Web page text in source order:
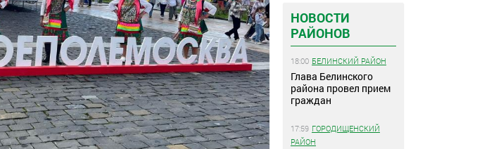
НОВОСТИ
РАЙОНОВ
18:00 БЕЛИНСКИЙ РАЙОН
Глава Белинского
района провел прием
граждан
17:59 ГОРОДИЩЕНСКИЙ
РАЙОН